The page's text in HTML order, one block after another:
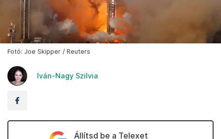
Fotó: Joe Skipper / Reuters
Iván-Nagy Szilvia
Állítsd be a Telexet